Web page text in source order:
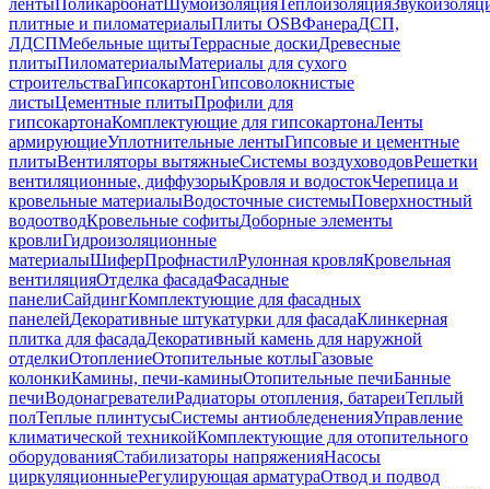
лентыПоликарбонатШумоизоляцияТеплоизоляция
плитные и пиломатериалыПлиты OSBФанераДСП,
ЛДСПМебельные щитыТеррасные доскиДревесные
плитыПиломатериалыМатериалы для сухого
строительстваГипсокартонГипсоволокнистые
листыЦементные плитыПрофили для
гипсокартонаКомплектующие для гипсокартонаЛенты
армирующиеУплотнительные лентыГипсовые и цементные
плитыВентиляторы вытяжныеСистемы воздуховодовРешетки
вентиляционные, диффузорыКровля и водостокЧерепица и
кровельные материалыВодосточные системыПоверхностный
водоотводКровельные софитыДоборные элементы
кровлиГидроизоляционные
материалыШиферПрофнастилРулонная кровляКровельная
вентиляцияОтделка фасадаФасадные
панелиСайдингКомплектующие для фасадных
панелейДекоративные штукатурки для фасадаКлинкерная
плитка для фасадаДекоративный камень для наружной
отделкиОтоплениеОтопительные котлыГазовые
колонкиКамины, печи-каминыОтопительные печиБанные
печиВодонагревателиРадиаторы отопления, батареиТеплый
полТеплые плинтусыСистемы антиобледененияУправление
климатической техникойКомплектующие для отопительного
оборудованияСтабилизаторы напряженияНасосы
циркуляционныеРегулирующая арматураОтвод и подвод